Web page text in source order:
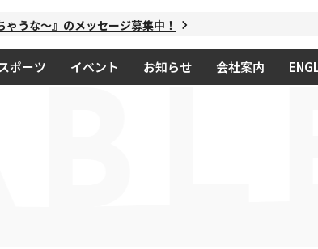
スポーツ イベント お知らせ 会社案内
な～』のメッセージ募集中！